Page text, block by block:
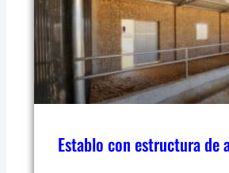
Establo con estructura de